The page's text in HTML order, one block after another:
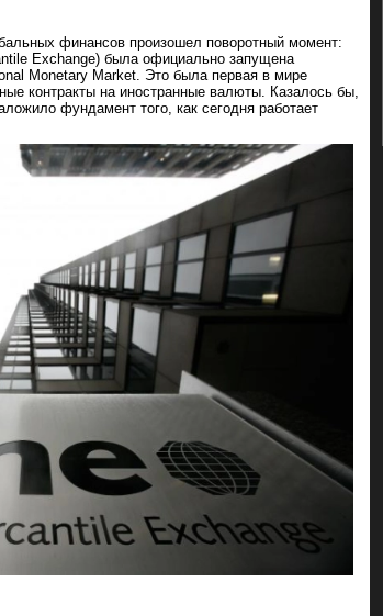
финансов произошел поворотный момент:
Exchange) была официально запущена
Monetary Market. Это была первая в мире
контракты на иностранные валюты. Казалось бы,
фундамент того, как сегодня работает